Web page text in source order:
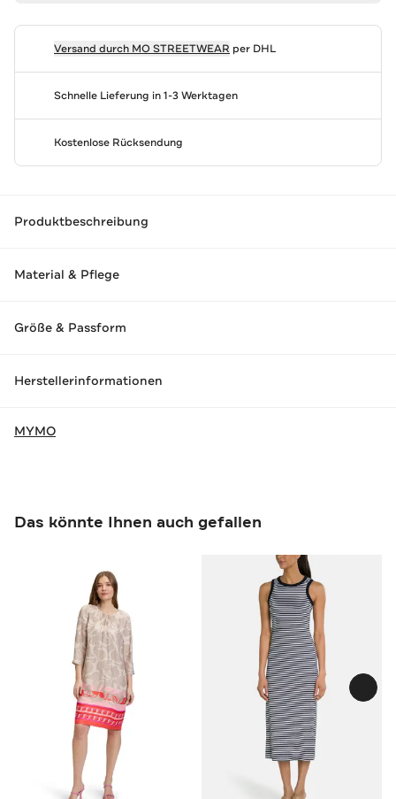
Versand durch MO STREETWEAR per DHL
Schnelle Lieferung in 1-3 Werktagen
Kostenlose Rücksendung
Produktbeschreibung
Material & Pflege
Größe & Passform
Herstellerinformationen
MYMO
Das könnte Ihnen auch gefallen